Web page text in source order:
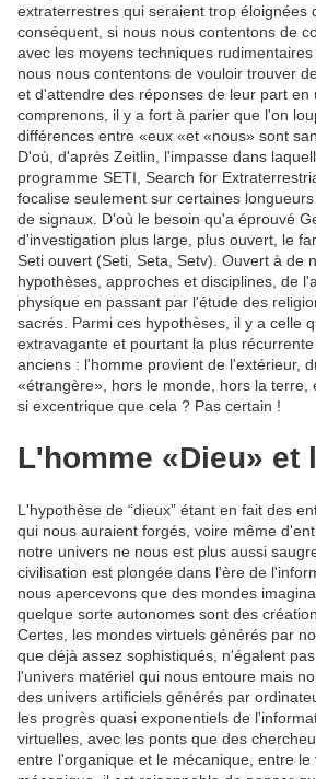
extraterrestres qui seraient trop éloignées
conséquent, si nous nous contentons de
avec les moyens techniques
nous nous contentons de vouloir trouver
et d'attendre des réponses de leur part en
comprenons, il y a fort à parier que l'on
différences entre «eux «et «nous» sont
D'où, d'après Zeitlin, l'impasse dans
programme SETI, Search for
focalise seulement sur certaines
de signaux. D'où le besoin qu'a éprouvé
d'investigation plus large, plus ouvert, le
Seti ouvert (Seti, Seta, Setv). Ouvert à de
hypothèses, approches et disciplines, de
physique en passant par l'étude des
sacrés. Parmi ces hypothèses, il y a celle
extravagante et pourtant la plus
anciens : l'homme provient de l'extérieur,
«étrangère», hors le monde, hors la terre,
si excentrique que cela ? Pas certain !
L'homme «Dieu» et
L'hypothèse de “dieux” étant en fait des
qui nous auraient forgés, voire même
notre univers ne nous est plus aussi
civilisation est plongée dans l'ère de
nous apercevons que des mondes
quelque sorte autonomes sont des
Certes, les mondes virtuels générés par
que déjà assez sophistiqués, n'égalent
l'univers matériel qui nous entoure mais
des univers artificiels générés par
les progrès quasi exponentiels de
virtuelles, avec les ponts que des
entre l'organique et le mécanique, entre le